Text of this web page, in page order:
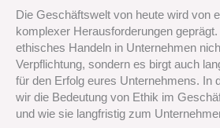
Die Geschäftswelt von heute wird von
komplexer Herausforderungen
ethisches Handeln in Unternehmen
Verpflichtung, sondern es birgt auch
für den Erfolg eures Unternehmens. In
wir die Bedeutung von Ethik im
und wie sie langfristig zum
langfristig
belohnt
wird